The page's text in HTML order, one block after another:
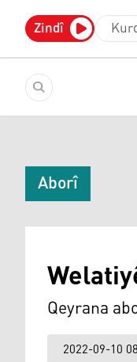
Zindî
Aborî
Qeyrana
2022-09-10